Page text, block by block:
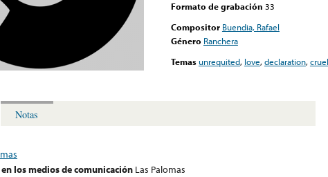
Formato de grabación 33
Compositor Buendia, Rafael
Género Ranchera
Temasunrequited, love,declaration,cruel
Notas
los medios de comunicación Las Palomas